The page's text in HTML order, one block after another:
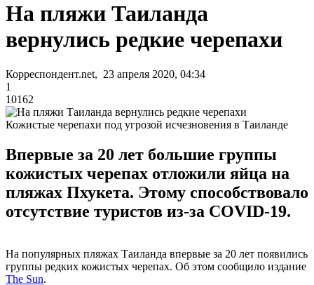
На пляжи Таиланда
вернулись редкие черепахи
Корреспондент.net, 23 апреля 2020, 04:34
1
10162
Кожистые черепахи под угрозой исчезновения в Таиланде
Впервые за 20 лет большие группы
кожистых черепах отложили яйца на
пляжах Пхукета. Этому способствовало
отсутствие туристов из-за COVID-19.
На популярных пляжах Таиланда впервые за 20 лет появились
группы редких кожистых черепах. Об этом сообщило издание
The Sun.